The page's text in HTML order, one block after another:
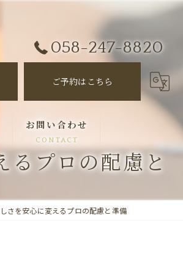
058-247-8820
ご予約はこちら
お問い合わせ
CONTACT
るプロの配慮と
さを安心に変えるプロの配慮と準備